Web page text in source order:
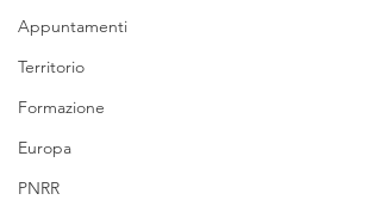
Appuntamenti
Territorio
Formazione
Europa
PNRR